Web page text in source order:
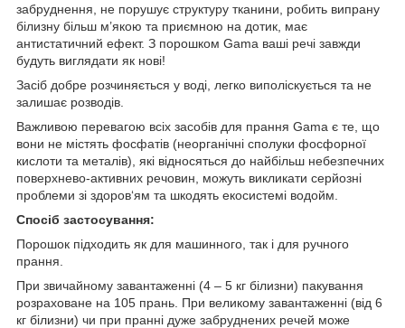
забруднення, не порушує структуру тканини, робить випрану
білизну більш м’якою та приємною на дотик, має
антистатичний ефект. З порошком Gama ваші речі завжди
будуть виглядати як нові!
Засіб добре розчиняється у воді, легко виполіскується та не
залишає розводів.
Важливою перевагою всіх засобів для прання Gama є те, що
вони не містять фосфатів (неорганічні сполуки фосфорної
кислоти та металів), які відносяться до найбільш небезпечних
поверхнево-активних речовин, можуть викликати серйозні
проблеми зі здоров‘ям та шкодять екосистемі водойм.
Спосіб застосування:
Порошок підходить як для машинного, так і для ручного
прання.
При звичайному завантаженні (4 – 5 кг білизни) пакування
розраховане на 105 прань. При великому завантаженні (від 6
кг білизни) чи при пранні дуже забруднених речей може